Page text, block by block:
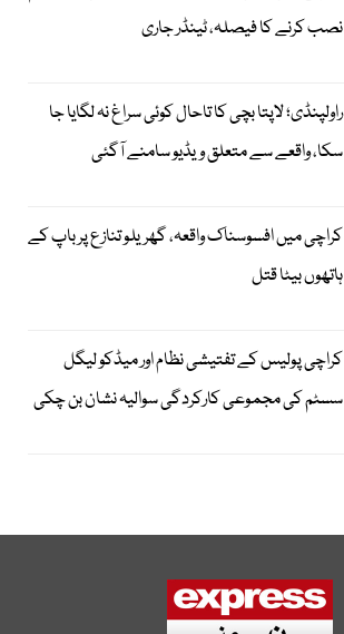
نصب کرنے کا فیصلہ، ٹینڈر جاری
راولپنڈی؛ لاپتا بچی کا تاحال کوئی سراغ نہ لگایا جا
سکا، واقعے سے متعلق ویڈیو سامنے آگئی
کراچی میں افسوسناک واقعہ، گھریلو تنازع پر باپ کے
ہاتھوں بیٹا قتل
کراچی پولیس کے تفتیشی نظام اور میڈکو لیگل
سسٹم کی مجموعی کارکردگی سوالیہ نشان بن چکی